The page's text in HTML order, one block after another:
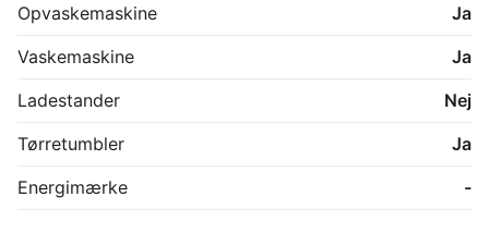
Opvaskemaskine
Ja
Vaskemaskine
Ja
Ladestander
Nej
Tørretumbler
Ja
Energimærke
-